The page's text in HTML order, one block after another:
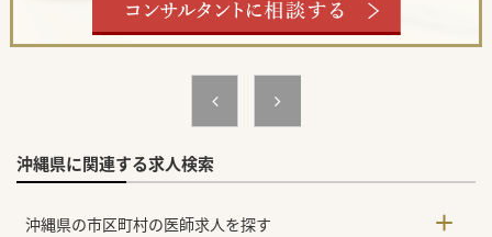
沖縄県に関連する求人検索
沖縄県の市区町村の医師求人を探す